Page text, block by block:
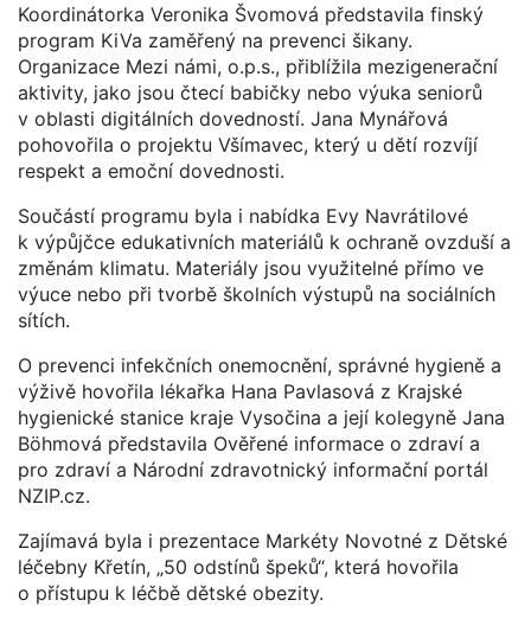
Koordinátorka Veronika Švomová představila finský
program KiVa zaměřený na prevenci šikany.
Organizace Mezi námi, o.p.s., přiblížila mezigenerační
aktivity, jako jsou čtecí babičky nebo výuka seniorů
v oblasti digitálních dovedností. Jana Mynářová
pohovořila o projektu Všímavec, který u dětí rozvíjí
respekt a emoční dovednosti.
Součástí programu byla i nabídka Evy Navrátilové
k výpůjčce edukativních materiálů k ochraně ovzduší a
změnám klimatu. Materiály jsou využitelné přímo ve
výuce nebo při tvorbě školních výstupů na sociálních
sítích.
O prevenci infekčních onemocnění, správné hygieně a
výživě hovořila lékařka Hana Pavlasová z Krajské
hygienické stanice kraje Vysočina a její kolegyně Jana
Böhmová představila Ověřené informace o zdraví a
pro zdraví a Národní zdravotnický informační portál
NZIP.cz.
Zajímavá byla i prezentace Markéty Novotné z Dětské
léčebny Křetín, „50 odstínů špeků“, která hovořila
o přístupu k léčbě dětské obezity.